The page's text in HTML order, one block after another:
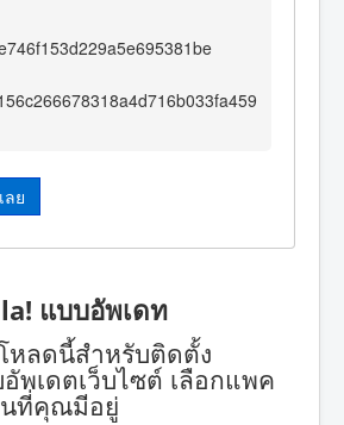
ลย
แบบอัพเดท
หลดนี้สำหรับติดตั้ง
พเดตเว็บไซต์ เลือกแพค
นที่คุณมีอยู่